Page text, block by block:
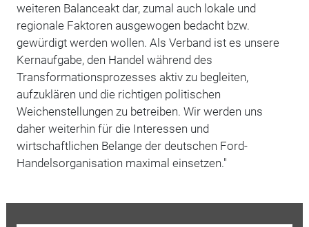
weiteren Balanceakt dar, zumal auch lokale und
regionale Faktoren ausgewogen bedacht bzw.
gewürdigt werden wollen. Als Verband ist es unsere
Kernaufgabe, den Handel während des
Transformationsprozesses aktiv zu begleiten,
aufzuklären und die richtigen politischen
Weichenstellungen zu betreiben. Wir werden uns
daher weiterhin für die Interessen und
wirtschaftlichen Belange der deutschen Ford-
Handelsorganisation maximal einsetzen."